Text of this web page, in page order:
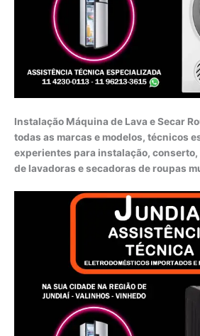
Instalação Máquina de Lava e Secar
todas as marcas e modelos, técnicos
experientes para instalação,
de lavadoras e secadoras de roupas